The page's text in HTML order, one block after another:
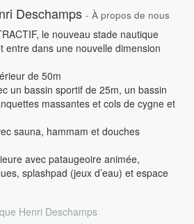
Deschamps - À propos de nous
le nouveau stade nautique
entre dans une nouvelle dimension
de 50m
un bassin sportif de 25m, un bassin
massantes et cols de cygne et
sauna, hammam et douches
avec pataugeoire animée,
splashpad (jeux d’eau) et espace
Henri Deschamps